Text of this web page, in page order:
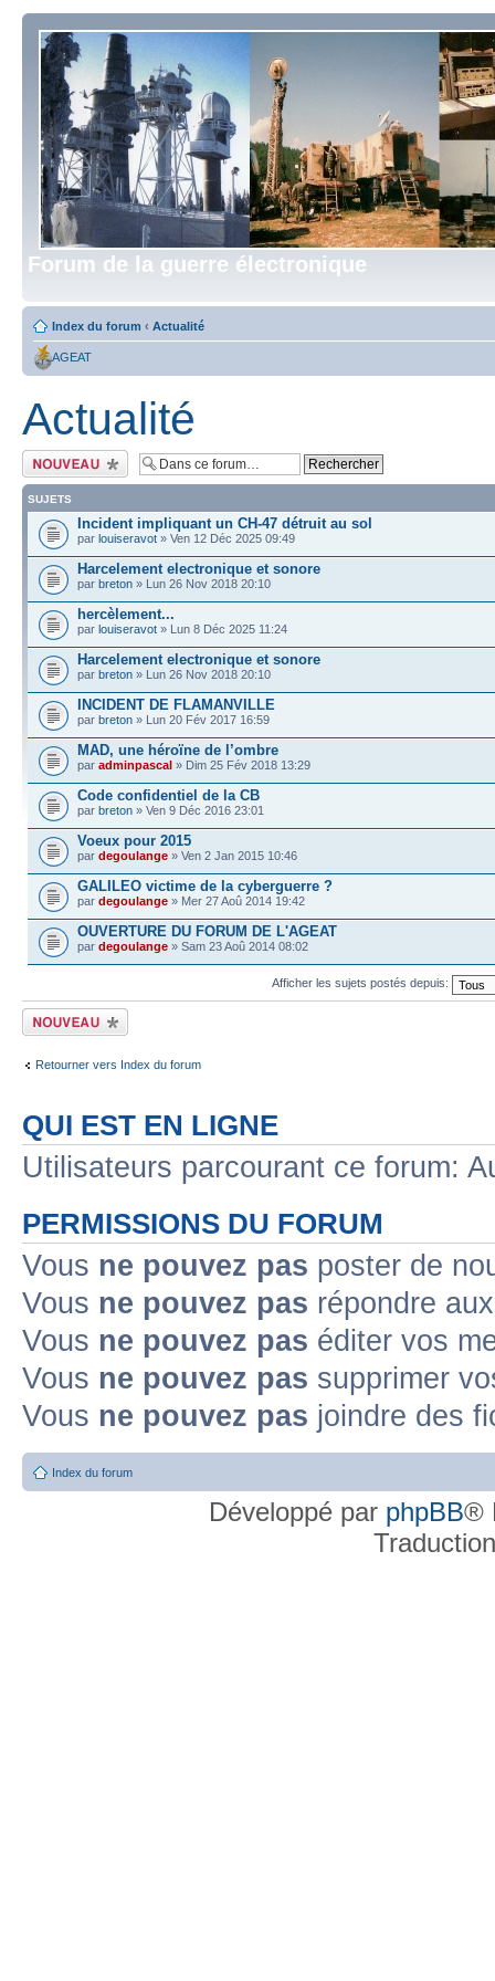
Forum de la guerre électronique
Index du forum ‹ Actualité
AGEAT
Actualité
Écrire un nouveau
sujet
SUJETS
Incident impliquant un CH-47 détruit au sol
par louiseravot » Ven 12 Déc 2025 09:49
Harcelement electronique et sonore
par breton » Lun 26 Nov 2018 20:10
hercèlement...
par louiseravot » Lun 8 Déc 2025 11:24
Harcelement electronique et sonore
par breton » Lun 26 Nov 2018 20:10
INCIDENT DE FLAMANVILLE
par breton » Lun 20 Fév 2017 16:59
MAD, une héroïne de l’ombre
par adminpascal » Dim 25 Fév 2018 13:29
Code confidentiel de la CB
par breton » Ven 9 Déc 2016 23:01
Voeux pour 2015
par degoulange » Ven 2 Jan 2015 10:46
GALILEO victime de la cyberguerre ?
par degoulange » Mer 27 Aoû 2014 19:42
OUVERTURE DU FORUM DE L'AGEAT
par degoulange » Sam 23 Aoû 2014 08:02
Afficher les sujets postés depuis:
Écrire un nouveau
sujet
Retourner vers Index du forum
QUI EST EN LIGNE
Utilisateurs parcourant ce forum:
PERMISSIONS DU FORUM
Vous ne pouvez pas poster de
Vous ne pouvez pas répondre
Vous ne pouvez pas éditer vos
Vous ne pouvez pas supprimer
Vous ne pouvez pas joindre des
Index du forum
Développé par phpBB®